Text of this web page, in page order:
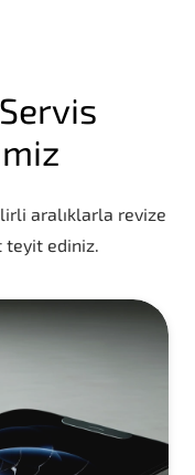
aralıklarla revize
teyit ediniz.